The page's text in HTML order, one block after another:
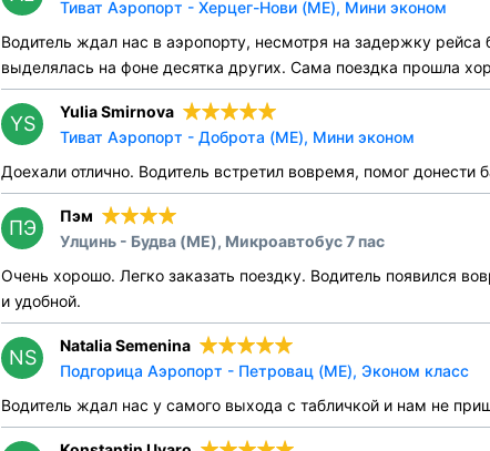
Тиват Аэропорт - Херцег-Нови (ME), Мини эконом
Водитель ждал нас в аэропорту, несмотря на задержку
выделялась на фоне десятка других. Сама поездка прошла
YS
Yulia Smirnova
Тиват Аэропорт - Доброта (ME), Мини эконом
Доехали отлично. Водитель встретил вовремя, помог донести
ПЭ
Пэм
Улцинь - Будва (ME), Микроавтобус 7 пас
Очень хорошо. Легко заказать поездку. Водитель появился
и удобной.
NS
Natalia Semenina
Подгорица Аэропорт - Петровац (ME), Эконом класс
Водитель ждал нас у самого выхода с табличкой и нам не